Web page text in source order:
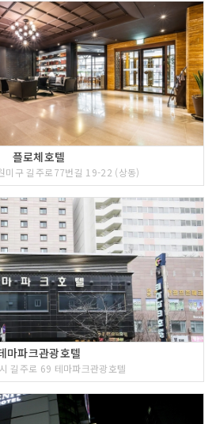
플로체호텔
미구 길주로77번길 19-22 (상동)
마파크관광호텔
길주로 69 테마파크관광호텔